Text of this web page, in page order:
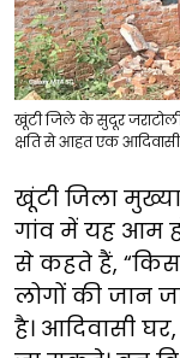
खूंटी जिले के सुदूर
क्षति से आहत एक आदिवासी
खूंटी जिला
गांव में यह आम
से कहते हैं,
लोगों की जान
है। आदिवासी